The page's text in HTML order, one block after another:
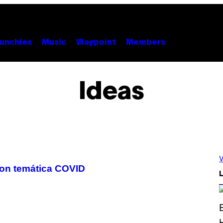
Music Waypoint Members
Ideas
temática COVID